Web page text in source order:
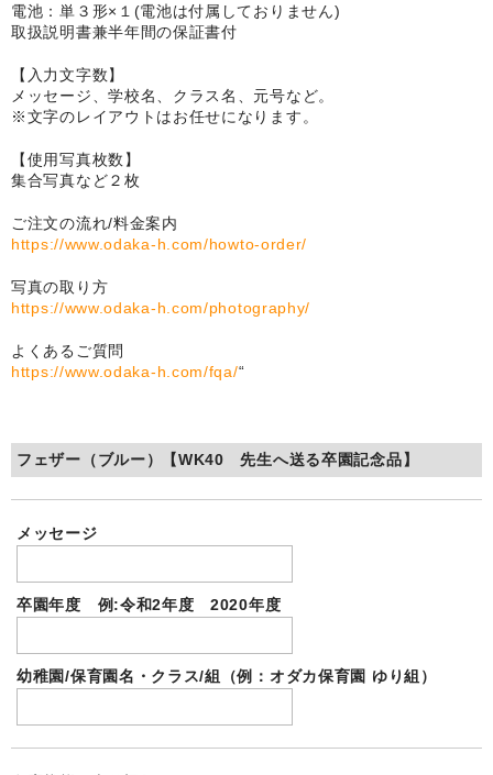
音声入りフォトフレームクロック(校歌)
スポーツウォッチ
ポケットウォッチ
目覚まし時計(集合)
制服メモリー
自作オリジナル時計
卒部卒団記念品
よくある質問
写真合成料今だけ無料も
電池：単３形×１(電池は付属しておりません)
取扱説明書兼半年間の保証書付
【入力文字数】
メッセージ、学校名、クラス名、元号など。
※文字のレイアウトはお任せになります。
【使用写真枚数】
集合写真など２枚
ご注文の流れ/料金案内
https://www.odaka-h.com/howto-order/
写真の取り方
https://www.odaka-h.com/photography/
よくあるご質問
https://www.odaka-h.com/fqa/“
フェザー（ブルー）【WK40 先生へ送る卒園記念品】
メッセージ
卒園年度 例:令和2年度 2020年度
幼稚園/保育園名・クラス/組（例：オダカ保育園 ゆり組）